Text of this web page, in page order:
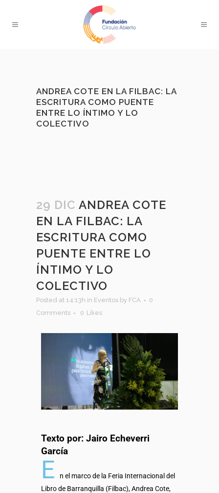
ANDREA COTE EN LA FILBAC: LA
ESCRITURA COMO PUENTE
ENTRE LO ÍNTIMO Y LO
COLECTIVO
29 DIC ANDREA COTE
EN LA FILBAC: LA
ESCRITURA COMO
PUENTE ENTRE LO
ÍNTIMO Y LO
COLECTIVO
Posted at 14:13h in Eventos by FCA
0
Comments
0 Likes
Texto por: Jairo Echeverri
García
E
n el marco de la Feria Internacional del
Libro de Barranquilla (Filbac), Andrea Cote,